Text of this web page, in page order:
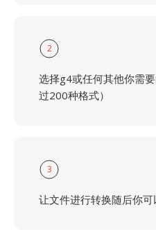
2
选择g4或任何其他你需
过200种格式）
3
让文件进行转换随后你